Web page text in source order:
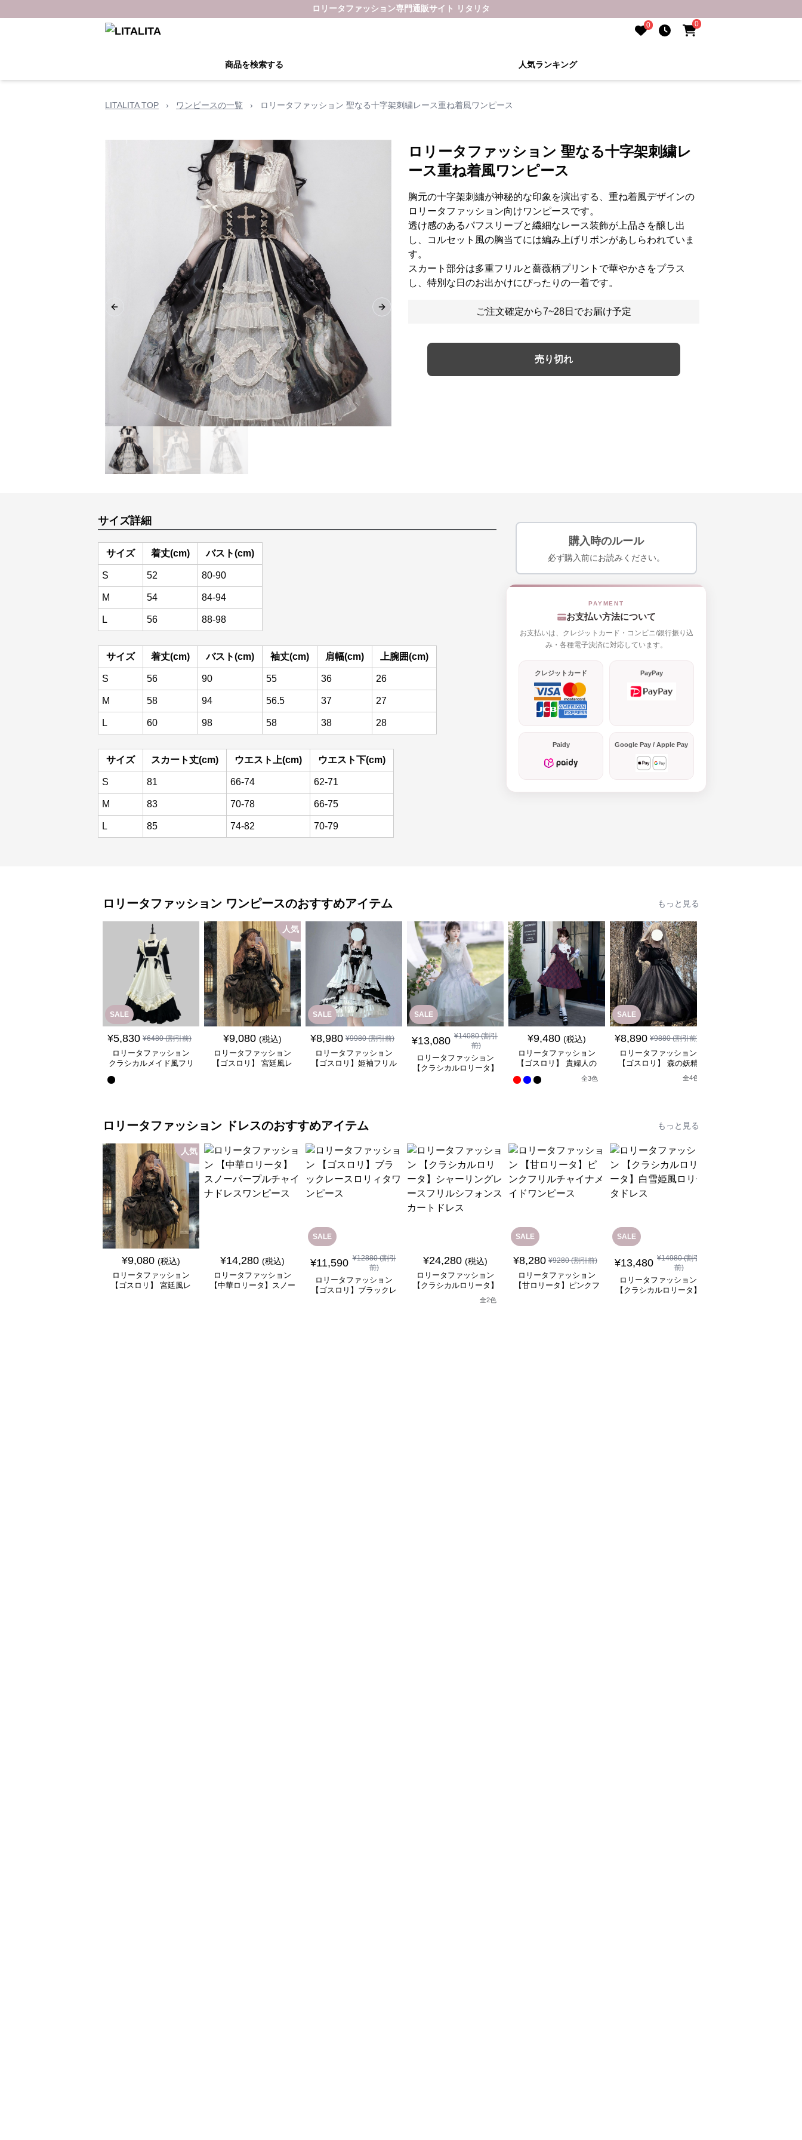
ロリータファッション専門通販サイト リタリタ
0 0
商品を検索する 人気ランキング
LITALITA TOP › ワンピースの一覧 › ロリータファッション 聖なる十字架刺繍レース重ね着風ワンピース
Previous slide Next slide
ロリータファッション 聖なる十字架刺繍レ
ース重ね着風ワンピース
胸元の十字架刺繍が神秘的な印象を演出する、重ね着風デザインの
ロリータファッション向けワンピースです。
透け感のあるパフスリーブと繊細なレース装飾が上品さを醸し出
し、コルセット風の胸当てには編み上げリボンがあしらわれていま
す。
スカート部分は多重フリルと薔薇柄プリントで華やかさをプラス
し、特別な日のお出かけにぴったりの一着です。
ご注文確定から7~28日でお届け予定
売り切れ
サイズ詳細
サイズ 着丈(cm) バスト(cm)
S 52 80-90
M 54 84-94
L 56 88-98
サイズ 着丈(cm) バスト(cm) 袖丈(cm) 肩幅(cm) 上腕囲(cm)
S 56 90 55 36 26
M 58 94 56.5 37 27
L 60 98 58 38 28
サイズ スカート丈(cm) ウエスト上(cm) ウエスト下(cm)
S 81 66-74 62-71
M 83 70-78 66-75
L 85 74-82 70-79
購入時のルール
必ず購入前にお読みください。
お支払い方法について
お支払いは、クレジットカード・コンビニ/銀行振り込
み・各種電子決済に対応しています。
クレジットカード PayPay
Paidy Google Pay / Apple Pay
ロリータファッション ワンピースのおすすめアイテム もっと見る
SALE
¥5,830 ¥6480(割引前)
ロリータファッション
クラシカルメイド風フリ
人気
¥9,080 (税込)
ロリータファッション
【ゴスロリ】 宮廷風レ
SALE
¥8,980 ¥9980(割引前)
ロリータファッション
【ゴスロリ】姫袖フリル
SALE
¥13,080 ¥14080(割引
前)
ロリータファッション
【クラシカルロリータ】
¥9,480 (税込)
ロリータファッション
【ゴスロリ】 貴婦人の
優雅なティータイムドレ
全3色
SALE
¥8,890 ¥9880(割引前)
ロリータファッション
【ゴスロリ】 森の妖精
風ゴシックロリータワン
全4色
ロリータファッション ドレスのおすすめアイテム もっと見る
人気
¥9,080 (税込)
ロリータファッション
【ゴスロリ】 宮廷風レ
¥14,280 (税込)
ロリータファッション
【中華ロリータ】スノー
SALE
¥11,590 ¥12880(割引
前)
ロリータファッション
【ゴスロリ】ブラックレ
¥24,280 (税込)
ロリータファッション
【クラシカルロリータ】
シャーリングレースフリ
ルシフォンスカートドレ
全2色
SALE
¥8,280 ¥9280(割引前)
ロリータファッション
【甘ロリータ】ピンクフ
SALE
¥13,480 ¥14980(割引
前)
ロリータファッション
【クラシカルロリータ】